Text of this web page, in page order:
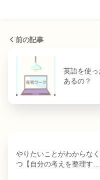
前の記事
英語を使
あるの？
やりたいことがわからな
つ【自分の考えを整理す…